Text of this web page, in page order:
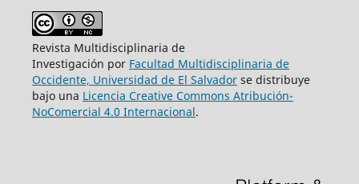
Revista Multidisciplinaria de
Investigación por Facultad Multidisciplinaria de
Occidente, Universidad de El Salvadorse distribuye
bajo una Licencia Creative Commons Atribución-
NoComercial 4.0 Internacional.